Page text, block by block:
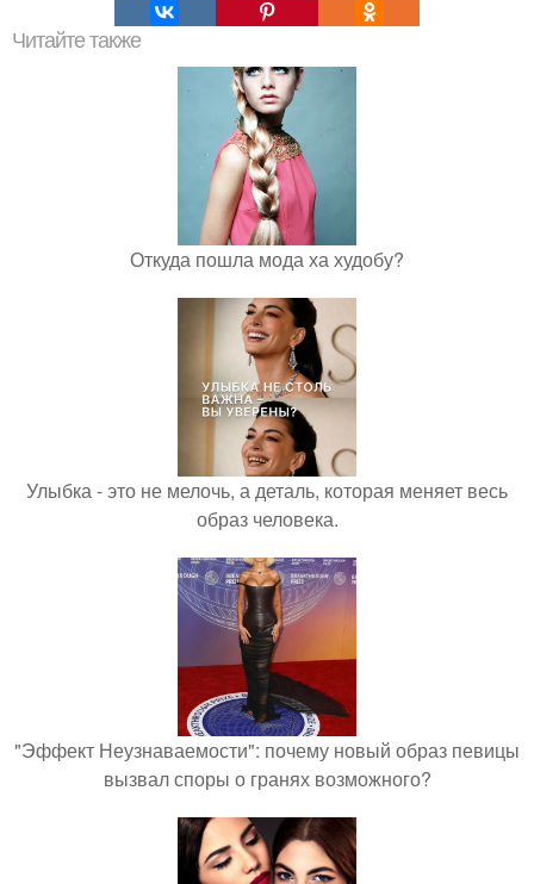
Читайте также
Откуда пошла мода ха худобу?
Улыбка - это не мелочь, а деталь, которая меняет весь
образ человека.
"Эффект Неузнаваемости": почему новый образ певицы
вызвал споры о гранях возможного?